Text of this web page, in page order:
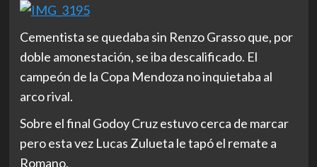
Cementista se quedaba sin Renzo Grasso que, por
doble amonestación, se iba descalificado. El
campeón de la Copa Mendoza no inquietaba al
arco rival.
Sobre el final Godoy Cruz estuvo cerca de marcar
pero esta vez Lucas Zulueta le tapó el remate a
Romano.